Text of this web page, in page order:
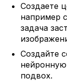
Создаете
например
задача
Создайте
подвох.